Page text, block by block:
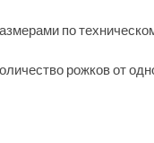
по
рожков от